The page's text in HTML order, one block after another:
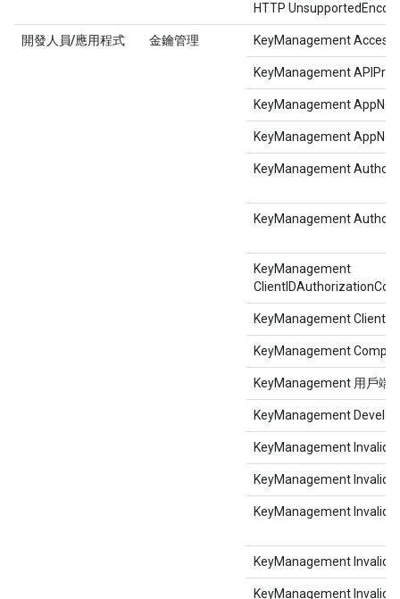
HTTP
開發人員/應用程式 金鑰管理 KeyManagement
KeyManagement
KeyManagement
KeyManagement
KeyManagement
KeyManagement
KeyManagement
KeyManagement
KeyManagement
KeyManagement 用戶端
KeyManagement
KeyManagement
KeyManagement
KeyManagement
KeyManagement
KeyManagement